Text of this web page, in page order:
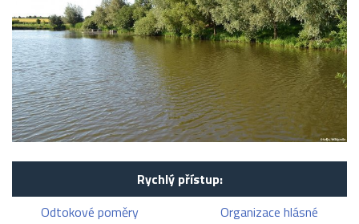
Rychlý přístup:
Odtokové poměry
Organizace hlásné